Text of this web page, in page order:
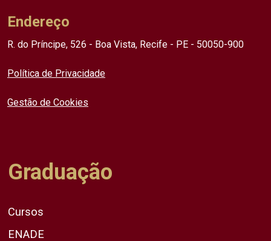
Endereço
R. do Príncipe, 526 - Boa Vista, Recife - PE - 50050-900
Política de Privacidade
Gestão de Cookies
Graduação
Cursos
ENADE